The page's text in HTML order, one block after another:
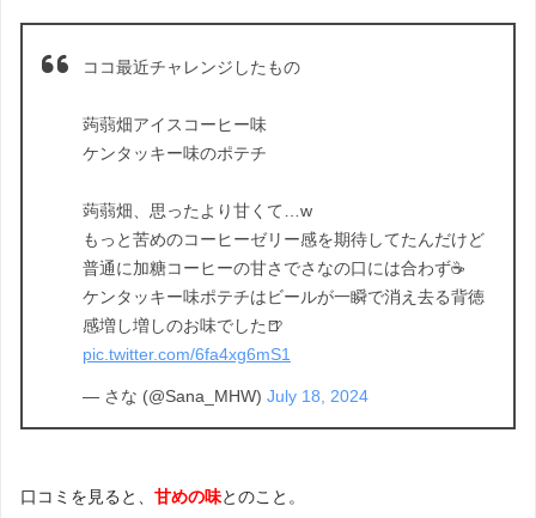
ココ最近チャレンジしたもの
蒟蒻畑アイスコーヒー味
ケンタッキー味のポテチ
蒟蒻畑、思ったより甘くて…w
もっと苦めのコーヒーゼリー感を期待してたんだけど
普通に加糖コーヒーの甘さでさなの口には合わず☕️
ケンタッキー味ポテチはビールが一瞬で消え去る背徳
感増し増しのお味でした🍺
pic.twitter.com/6fa4xg6mS1
— さな (@Sana_MHW) July 18, 2024
口コミを見ると、 甘めの味とのこと。